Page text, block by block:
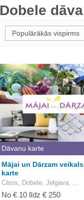
Dobele
Populārākās vispirms
Dāvanu karte
Mājai un Dārzam
karte
Cēsis, Dobele, Jelgava, ...
No € 10 līdz € 250